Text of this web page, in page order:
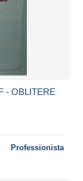
- OBLITERE
Professionista